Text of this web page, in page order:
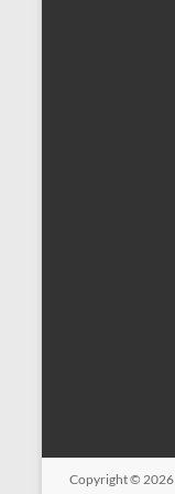
Copyright © 2026